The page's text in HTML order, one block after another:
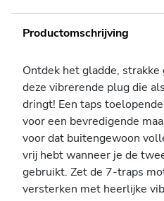
Productomschrijving
Ontdek het gladde,
deze vibrerende plug die
dringt! Een taps
voor een bevredigende
voor dat buitengewoon
vrij hebt wanneer je de
gebruikt. Zet de 7-traps
versterken met heerlijke